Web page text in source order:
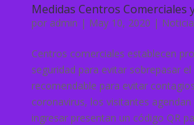
Medidas Centros Comerciales
por admin | May 10, 2020 |
Centros comerciales establecen
seguridad para evitar sobrepasar
recomendable para evitar
coronavirus, los visitantes agendan
ingresar presentan un código QR